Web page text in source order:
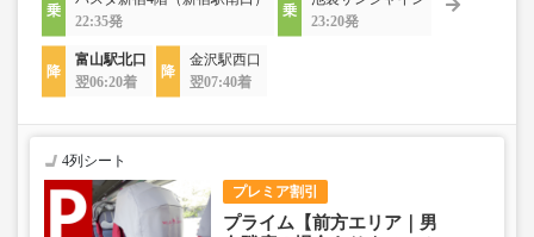
22:35発
23:20発
富山駅北口
翌06:20着
金沢駅西口
翌07:40着
プレミア割引
4列シート
プライム【前方エリア｜男